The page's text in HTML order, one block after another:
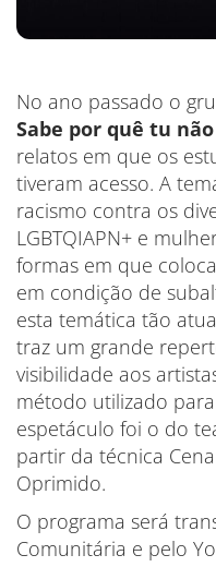
No ano passado o
Sabe por quê tu
relatos em que os
tiveram acesso. A
racismo contra os
LGBTQIAPN+ e
formas em que
em condição de
esta temática tão
traz um grande
visibilidade aos
método utilizado
espetáculo foi o do
partir da técnica
Oprimido.
O programa será
Comunitária e pelo